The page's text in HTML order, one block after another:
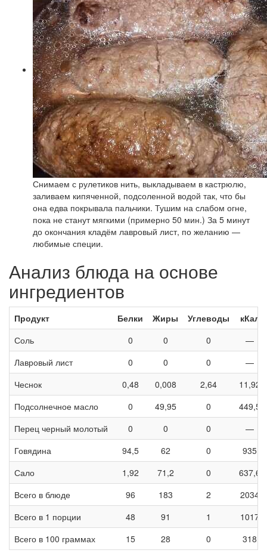
Снимаем с рулетиков нить, выкладываем в кастрюлю,
заливаем кипяченной, подсоленной водой так, что бы
она едва покрывала пальчики. Тушим на слабом огне,
пока не станут мягкими (примерно 50 мин.) За 5 минут
до окончания кладём лавровый лист, по желанию —
любимые специи.
Анализ блюда на основе
ингредиентов
Продукт Белки Жиры Углеводы
кКал
Соль
0 0 0
—
Лавровый лист
0 0 0
—
Чеснок
0,48 0,008 2,64
11,92
Подсолнечное масло
0 49,95 0
449,5
Перец черный молотый
0 0 0
—
Говядина
94,5 62 0
935
Сало
1,92 71,2 0
637,6
Всего в блюде
96 183 2
2034
Всего в 1 порции
48 91 1
1017
Всего в 100 граммах
15 28 0 318